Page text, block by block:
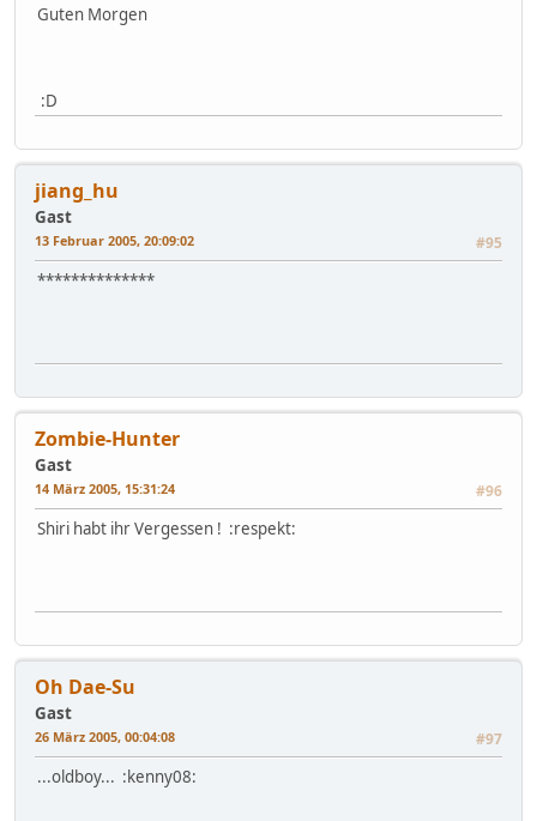
Guten Morgen
:D
jiang_hu
Gast
13 Februar 2005, 20:09:02 #95
**************
Zombie-Hunter
Gast
14 März 2005, 15:31:24 #96
Shiri habt ihr Vergessen ! :respekt:
Oh Dae-Su
Gast
26 März 2005, 00:04:08 #97
...oldboy... :kenny08: